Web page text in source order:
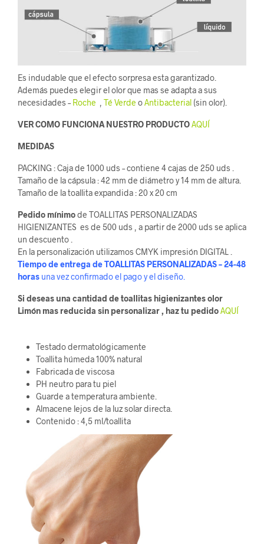
Es indudable que el efecto sorpresa esta garantizado.
Además puedes elegir el olor que mas se adapta a sus
necesidades – Roche Té Verde oAntibacterial (sin olor).
VER COMO FUNCIONA NUESTRO PRODUCTOAQUÍ
MEDIDAS
PACKING : Caja de 1000 uds – contiene 4 cajas de 250 uds .
Tamaño de la cápsula : 42 mm de diámetro y 14 mm de altura.
Tamaño de la toallita expandida : 20 x 20 cm
Pedido mínimode TOALLITAS PERSONALIZADAS
HIGIENIZANTES es de 500 uds , a partir de 2000 uds se aplica
un descuento .
En la personalización utilizamos CMYK impresión DIGITAL .
Tiempo de entrega de TOALLITAS PERSONALIZADAS – 24-48
horas una vez confirmado el pago y el diseño.
Si deseas una cantidad de toallitas higienizantes olor
Limón mas reducida sin personalizar , haz tu pedidoAQUÍ
Testado dermatológicamente
Toallita húmeda 100% natural
Fabricada de viscosa
PH neutro para tu piel
Guarde a temperatura ambiente.
Almacene lejos de la luz solar directa.
Contenido : 4,5 ml/toallita